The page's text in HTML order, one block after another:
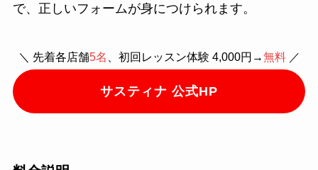
で、正しいフォームが身につけられます。
＼ 先着各店舗5名 、初回レッスン体験 4,000円→無料／
サスティナ 公式HP